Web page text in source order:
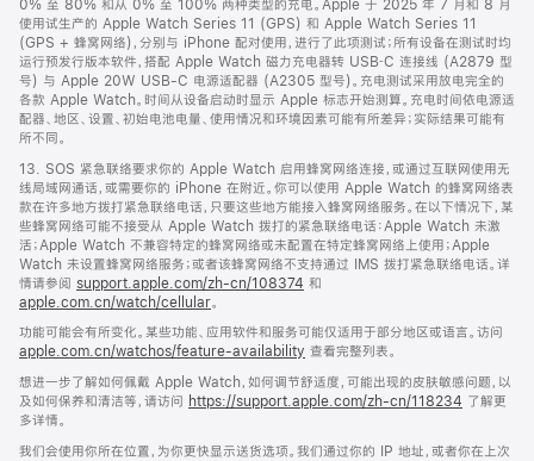
0% 至 80% 和从 0% 至 100% 两种类型的充电。Apple 于 2025 年 7 月和 8 月
使用试生产的 Apple Watch Series 11 (GPS) 和 Apple Watch Series 11
(GPS + 蜂窝网络)，分别与 iPhone 配对使用，进行了此项测试；所有设备在测试时均
运行预发行版本软件，搭配 Apple Watch 磁力充电器转 USB‑C 连接线 (A2879 型
号) 与 Apple 20W USB-C 电源适配器 (A2305 型号)。充电测试采用放电完全的
各款 Apple Watch。时间从设备启动时显示 Apple 标志开始测算。充电时间依电源适
配器、地区、设置、初始电池电量、使用情况和环境因素可能有所差异；实际结果可能有
所不同。
13. SOS 紧急联络要求你的 Apple Watch 启用蜂窝网络连接，或通过互联网使用无
线局域网通话，或需要你的 iPhone 在附近。你可以使用 Apple Watch 的蜂窝网络表
款在许多地方拨打紧急联络电话，只要这些地方能接入蜂窝网络服务。在以下情况下，某
些蜂窝网络可能不接受从 Apple Watch 拨打的紧急联络电话：Apple Watch 未激
活；Apple Watch 不兼容特定的蜂窝网络或未配置在特定蜂窝网络上使用；Apple
Watch 未设置蜂窝网络服务；或者该蜂窝网络不支持通过 IMS 拨打紧急联络电话。详
情请参阅 support.apple.com/zh-cn/108374 和
apple.com.cn/watch/cellular。
功能可能会有所变化。某些功能、应用软件和服务可能仅适用于部分地区或语言。访问
apple.com.cn/watchos/feature-availability 查看完整列表。
想进一步了解如何佩戴 Apple Watch，如何调节舒适度，可能出现的皮肤敏感问题，以
及如何保养和清洁等，请访问 https://support.apple.com/zh-cn/118234 了解更
多详情。
我们会使用你所在位置，为你更快显示送货选项。我们通过你的 IP 地址，或者你在上次